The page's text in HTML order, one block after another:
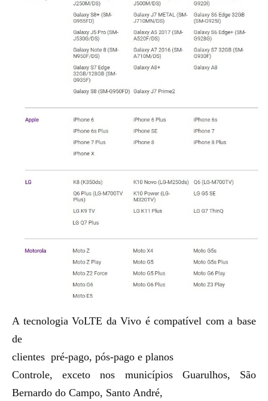
A tecnologia VoLTE da Vivo é compatível com a base
de
clientes pré-pago, pós-pago e planos
Controle, exceto nos municípios Guarulhos, São
Bernardo do Campo, Santo André,